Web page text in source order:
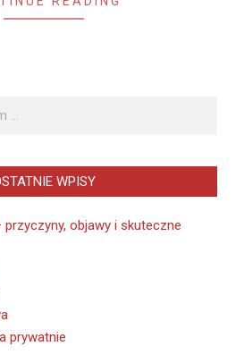
WPISY
objawy i skuteczne
prywatnie